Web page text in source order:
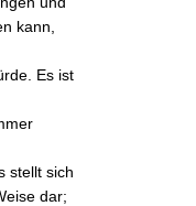
kann,
Es ist
stellt sich
dar;